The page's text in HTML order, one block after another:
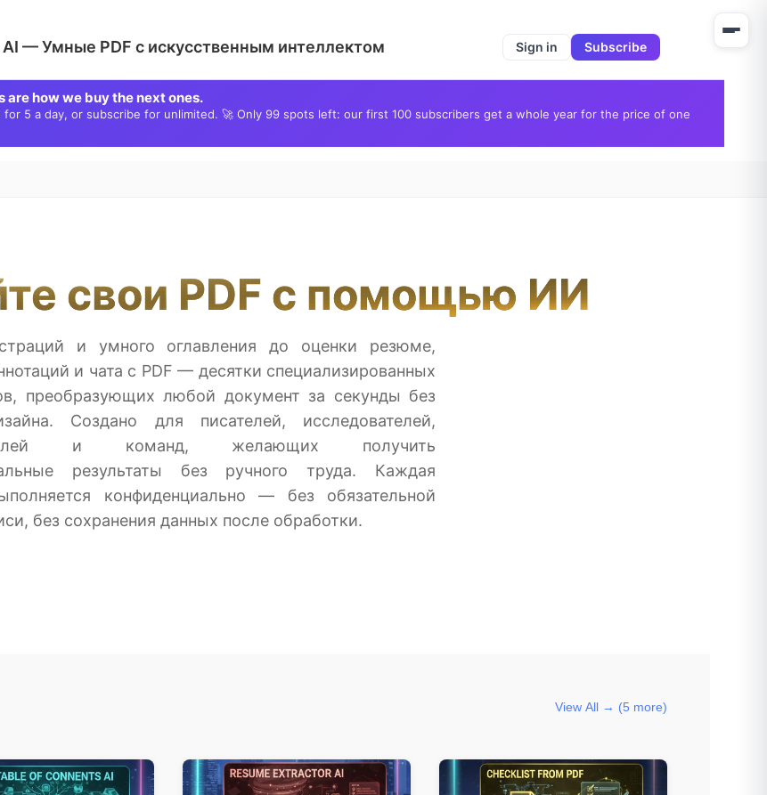
— Умные PDF с искусственным интеллектом Sign in Subscribe
how we buy the next ones.
5 a day, or subscribe for unlimited. 🚀 Only 99 spots left: our first 100 subscribers get a whole year for the price of one
свои PDF с помощью ИИ
и умного оглавления до оценки резюме,
и чата с PDF — десятки специализированных
преобразующих любой документ за секунды без
Создано для писателей, исследователей,
и команд, желающих получить
результаты без ручного труда. Каждая
конфиденциально — без обязательной
без сохранения данных после обработки.
View All → (5 more)